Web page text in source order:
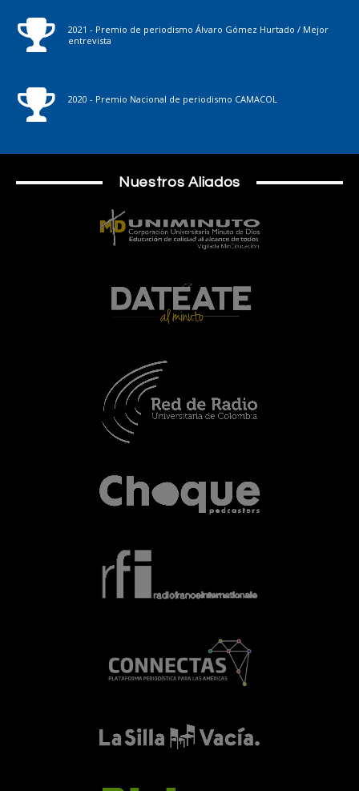
2021 - Premio de periodismo Álvaro Gómez Hurtado / Mejor
entrevista
2020 - Premio Nacional de periodismo CAMACOL
Nuestros Aliados